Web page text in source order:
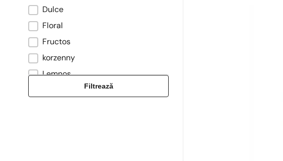
Dulce
Floral
Fructos
korzenny
Lemnos
Filtrează